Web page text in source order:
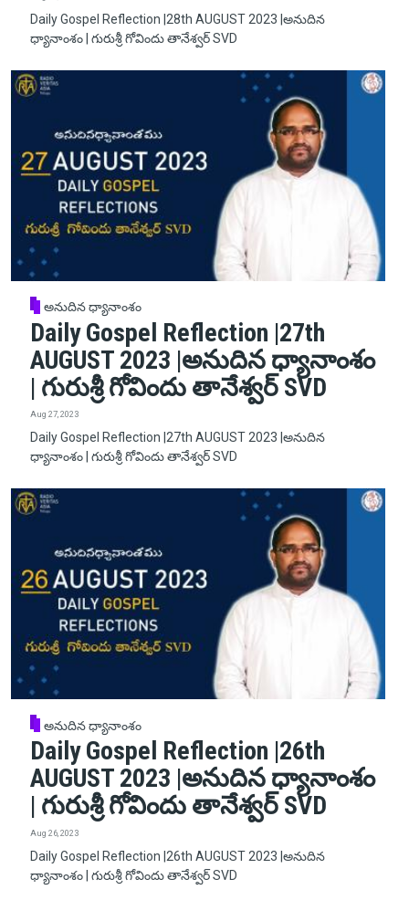
Daily Gospel Reflection |28th AUGUST 2023 |అనుదిన
ధ్యానాంశం | గురుశ్రీ గోవిందు తానేశ్వర్ SVD
అనుదిన ధ్యానాంశం
Daily Gospel Reflection |27th
AUGUST 2023 |అనుదిన ధ్యానాంశం
| గురుశ్రీ గోవిందు తానేశ్వర్ SVD
Aug 27, 2023
Daily Gospel Reflection |27th AUGUST 2023 |అనుదిన
ధ్యానాంశం | గురుశ్రీ గోవిందు తానేశ్వర్ SVD
అనుదిన ధ్యానాంశం
Daily Gospel Reflection |26th
AUGUST 2023 |అనుదిన ధ్యానాంశం
| గురుశ్రీ గోవిందు తానేశ్వర్ SVD
Aug 26, 2023
Daily Gospel Reflection |26th AUGUST 2023 |అనుదిన
ధ్యానాంశం | గురుశ్రీ గోవిందు తానేశ్వర్ SVD